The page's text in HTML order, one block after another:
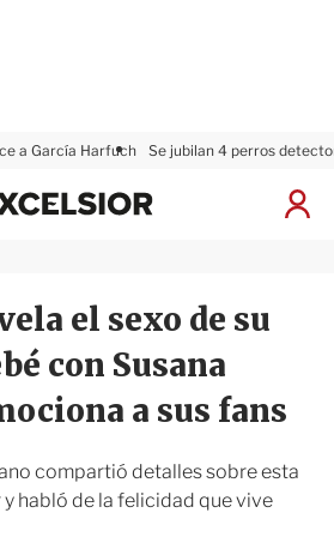
a García Harfuch Se jubilan 4 perros
I
ó
x
i
r
el sexo de su
con Susana
a sus fans
compartió detalles sobre esta
habló de la felicidad que vive